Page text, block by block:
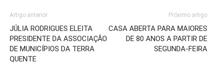
Artigo anterior
JÚLIA RODRIGUES ELEITA
PRESIDENTE DA ASSOCIAÇÃO
DE MUNICÍPIOS DA TERRA
QUENTE
Próximo artigo
CASA ABERTA PARA MAIORES
DE 80 ANOS A PARTIR DE
SEGUNDA-FEIRA